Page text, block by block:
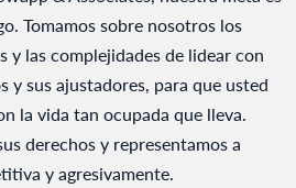
Tomamos sobre nosotros los
y las complejidades de lidear con
y sus ajustadores, para que usted
la vida tan ocupada que lleva.
derechos y representamos a
y agresivamente.